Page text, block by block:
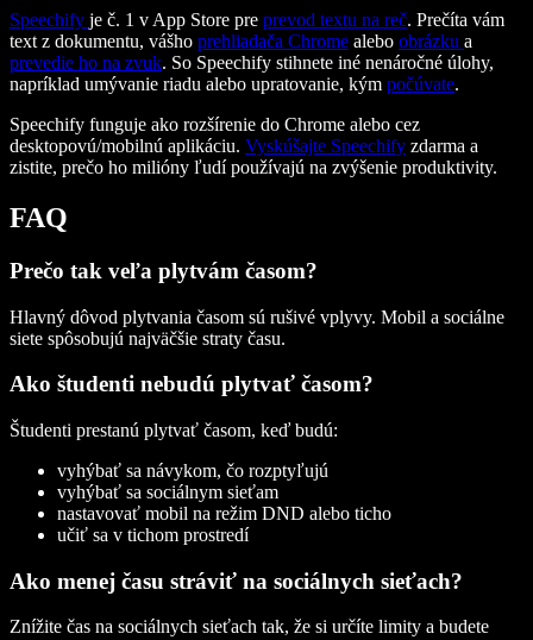
Speechify je č. 1 v App Store pre prevod textu na reč. Prečíta vám
text z dokumentu, vášho prehliadača Chrome alebo obrázku a
prevedie ho na zvuk. So Speechify stihnete iné nenáročné úlohy,
napríklad umývanie riadu alebo upratovanie, kým počúvate.
Speechify funguje ako rozšírenie do Chrome alebo cez
desktopovú/mobilnú aplikáciu. Vyskúšajte Speechify zdarma a
zistite, prečo ho milióny ľudí používajú na zvýšenie produktivity.
FAQ
Prečo tak veľa plytvám časom?
Hlavný dôvod plytvania časom sú rušivé vplyvy. Mobil a sociálne
siete spôsobujú najväčšie straty času.
Ako študenti nebudú plytvať časom?
Študenti prestanú plytvať časom, keď budú:
vyhýbať sa návykom, čo rozptyľujú
vyhýbať sa sociálnym sieťam
nastavovať mobil na režim DND alebo ticho
učiť sa v tichom prostredí
Ako menej času stráviť na sociálnych sieťach?
Znížite čas na sociálnych sieťach tak, že si určíte limity a budete